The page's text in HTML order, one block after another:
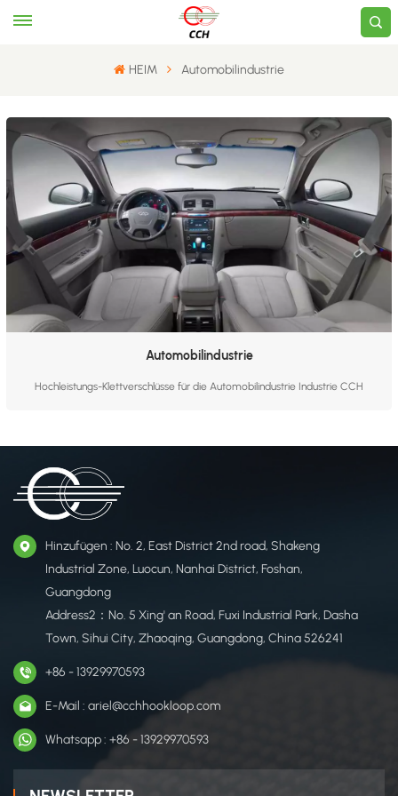
HEIM Automobilindustrie
Automobilindustrie
Hochleistungs-Klettverschlüsse für die Automobilindustrie Industrie CCH
Hinzufügen : No. 2, East District 2nd road, Shakeng
Industrial Zone, Luocun, Nanhai District, Foshan,
Guangdong
Address2：No. 5 Xing' an Road, Fuxi Industrial Park, Dasha
Town, Sihui City, Zhaoqing, Guangdong, China 526241
+86 - 13929970593
E-Mail : ariel@cchhookloop.com
Whatsapp : +86 - 13929970593